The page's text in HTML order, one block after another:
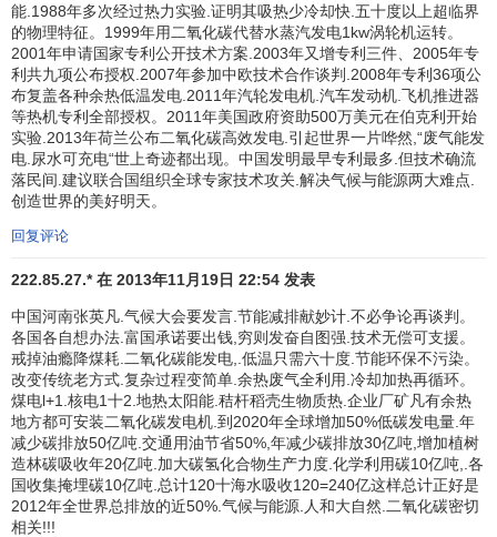
靠每日不到1美元维生的人口减半
实现充分和有效的就业, 使所有人包括妇女和年轻人有
体面的工作
挨饿的人口比例减半
促进两性平等并赋予妇女权力
最好到2005年在小学教育和中学教育中消除两性差
别，最迟于2015年在各级教育中消除此种差距
能.1988年多次经过热力实验.证明其吸热少冷却快.五十度以上超临界
的物理特征。1999年用二氧化碳代替水蒸汽发电1kw涡轮机运转。
2001年申请国家专利公开技术方案.2003年又增专利三件、2005年专
利共九项公布授权.2007年参加中欧技术合作谈判.2008年专利36项公
布复盖各种余热低温发电.2011年汽轮发电机.汽车发动机.飞机推进器
等热机专利全部授权。2011年美国政府资助500万美元在伯克利开始
实验.2013年荷兰公布二氧化碳高效发电.引起世界一片哗然,“废气能发
电.尿水可充电“世上奇迹都出现。中国发明最早专利最多.但技术确流
落民间.建议联合国组织全球专家技术攻关.解决气候与能源两大难点.
创造世界的美好明天。
回复评论
222.85.27.* 在 2013年11月19日 22:54 发表
中国河南张英凡.气候大会要发言.节能减排献妙计.不必争论再谈判。
各国各自想办法.富国承诺要出钱,穷则发奋自图强.技术无偿可支援。
戒掉油瘾降煤耗.二氧化碳能发电,.低温只需六十度.节能环保不污染。
改变传统老方式.复杂过程变简单.余热废气全利用.冷却加热再循环。
煤电l+1.核电1十2.地热太阳能.秸杆稻壳生物质热.企业厂矿凡有余热
地方都可安装二氧化碳发电机.到2020年全球增加50%低碳发电量.年
减少碳排放50亿吨.交通用油节省50%,年减少碳排放30亿吨,增加植树
造林碳吸收年20亿吨.加大碳氢化合物生产力度.化学利用碳10亿吨,.各
国收集掩埋碳10亿吨.总计120十海水吸收120=240亿这样总计正好是
2012年全世界总排放的近50%.气候与能源.人和大自然.二氧化碳密切
相关!!!